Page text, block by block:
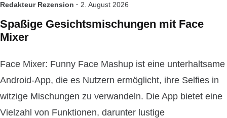
Redakteur Rezension · 2. August 2026
Spaßige Gesichtsmischungen mit Face
Mixer
Face Mixer: Funny Face Mashup ist eine unterhaltsame
Android-App, die es Nutzern ermöglicht, ihre Selfies in
witzige Mischungen zu verwandeln. Die App bietet eine
Vielzahl von Funktionen, darunter lustige